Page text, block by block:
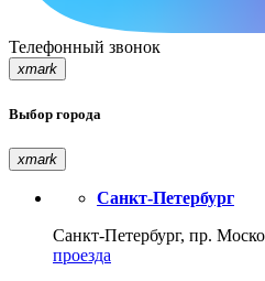
Телефонный звонок
xmark
Выбор города
xmark
Санкт-Петербург
Санкт-Петербург, пр.
проезда